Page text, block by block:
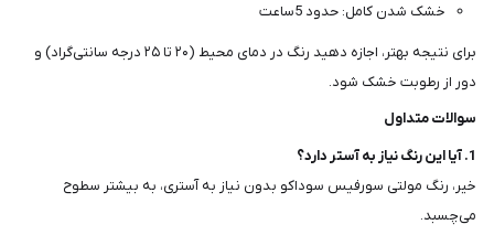
خشک شدن کامل: حدود 5ساعت
برای نتیجه بهتر، اجازه دهید رنگ در دمای محیط (۲۰ تا ۲۵ درجه سانتی‌گراد) و
دور از رطوبت خشک شود.
سوالات متداول
1. آیا این رنگ نیاز به آستر دارد؟
خیر، رنگ مولتی سورفیس سوداکو بدون نیاز به آستری، به بیشتر سطوح
می‌چسبد.